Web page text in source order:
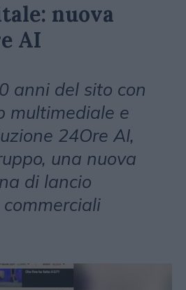
nuova
AI
anni del sito con
multimediale e
24Ore AI,
una nuova
di lancio